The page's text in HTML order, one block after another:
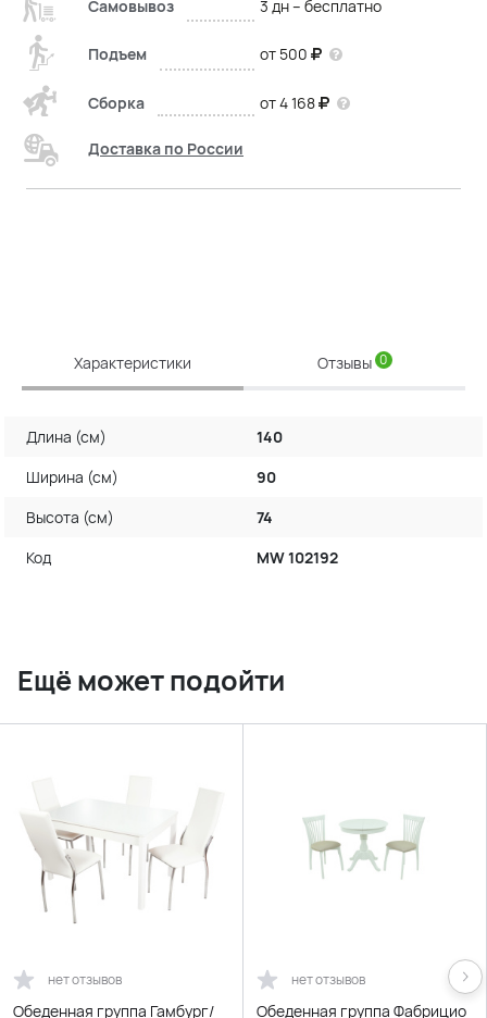
Самовывоз 3 дн – бесплатно
Подъем от 500
Сборка от 4 168
Доставка по России
Характеристики Отзывы 0
Длина (см)
140
Ширина (см)
90
Высота (см)
74
Код
MW 102192
Ещё может подойти
нет отзывов
Обеденная группа Гамбург/
нет отзывов
Обеденная группа Фабрицио